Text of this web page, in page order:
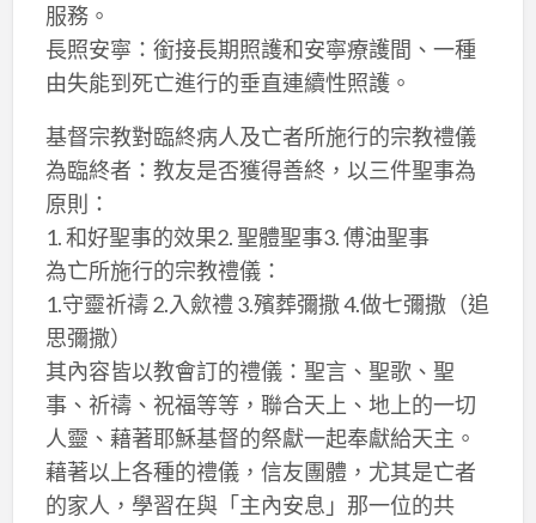
服務。
長照安寧：銜接長期照護和安寧療護間、一種
由失能到死亡進行的垂直連續性照護。
基督宗教對臨終病人及亡者所施行的宗教禮儀
為臨終者：教友是否獲得善終，以三件聖事為
原則：
1. 和好聖事的效果2. 聖體聖事3. 傅油聖事
為亡所施行的宗教禮儀：
1.守靈祈禱 2.入歛禮 3.殯葬彌撒 4.做七彌撒（追
思彌撒）
其內容皆以教會訂的禮儀：聖言、聖歌、聖
事、祈禱、祝福等等，聯合天上、地上的一切
人靈、藉著耶穌基督的祭獻一起奉獻給天主。
藉著以上各種的禮儀，信友團體，尤其是亡者
的家人，學習在與「主內安息」那一位的共